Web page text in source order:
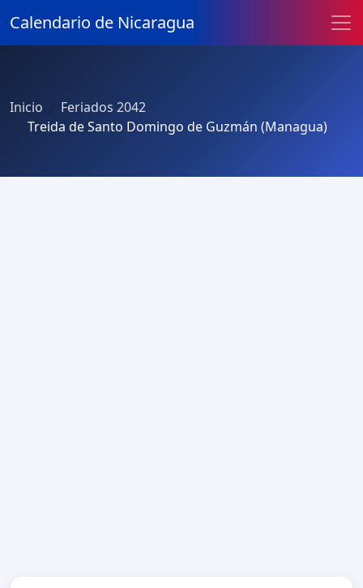
Calendario de Nicaragua
Inicio
Feriados 2042
Treida de Santo Domingo de Guzmán (Managua)